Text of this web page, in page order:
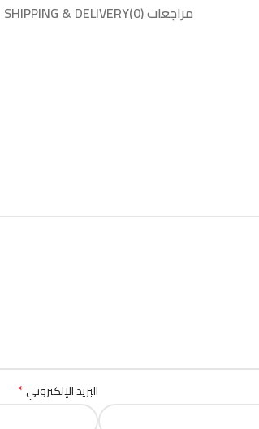
مراجعات (0) SHIPPING & DELIVERY
البريد الإلكتروني*